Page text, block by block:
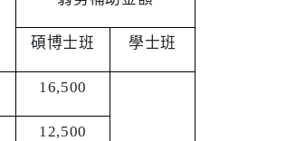
碩博士班 學士班
16,500
12,500